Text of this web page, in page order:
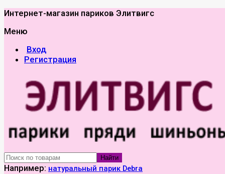
Интернет-магазин париков Элитвигс
Меню
Вход
Регистрация
Найти
Например: натуральный парик Debra